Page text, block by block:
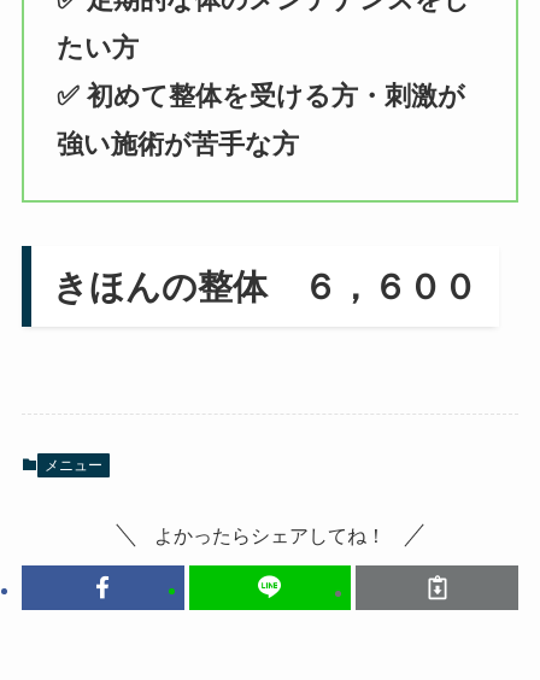
たい方
✅ 初めて整体を受ける方・刺激が
強い施術が苦手な方
きほんの整体 ６，６００
メニュー
よかったらシェアしてね！